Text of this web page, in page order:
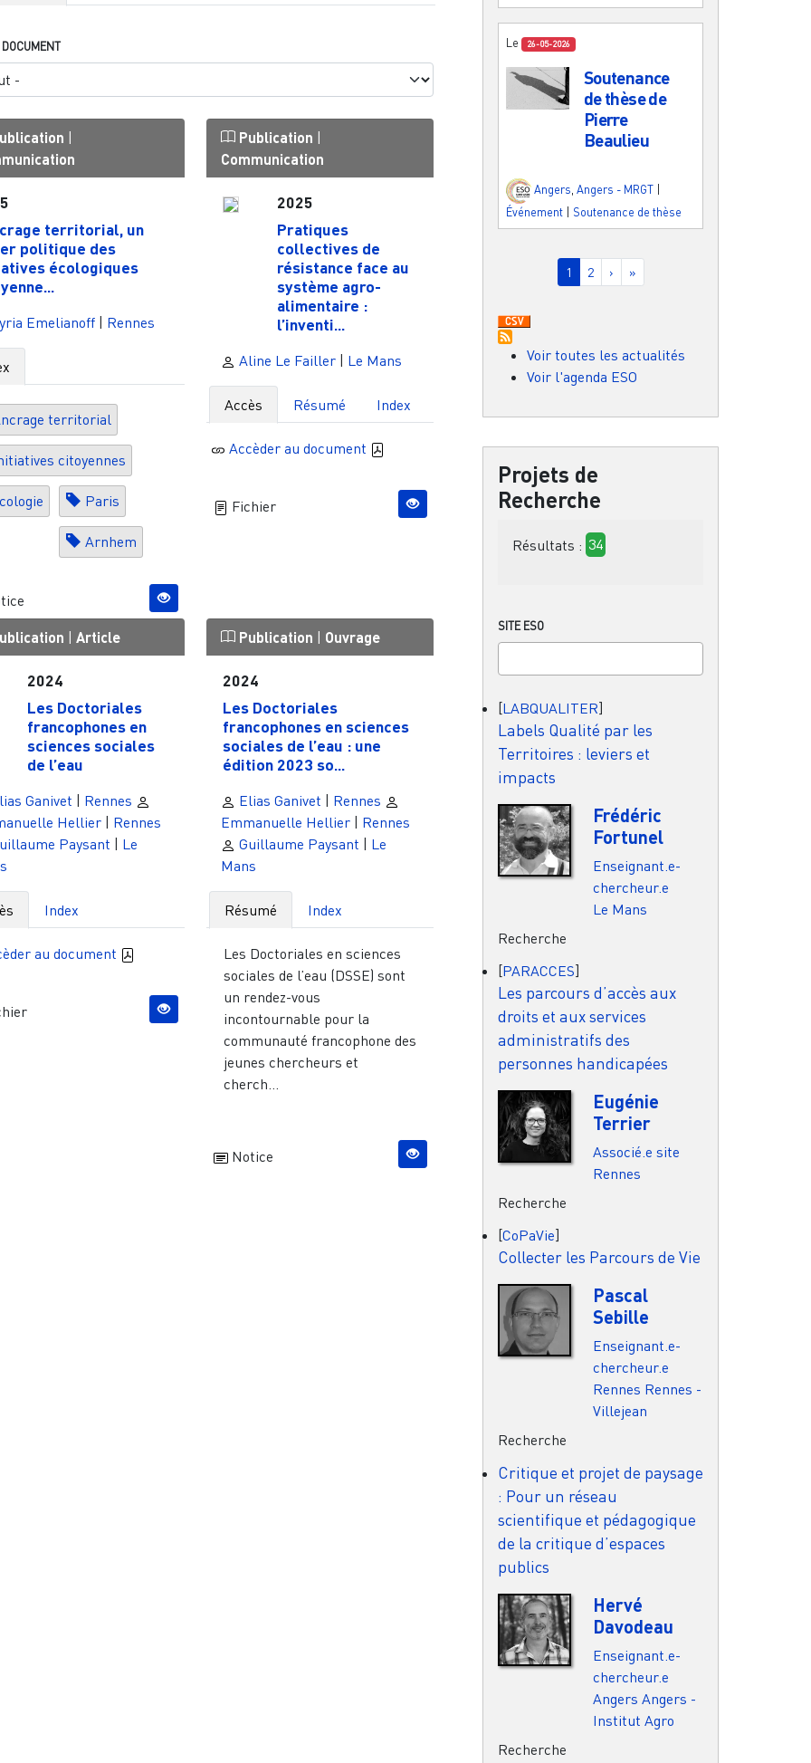
|
territorial, un
politique des
écologiques
Emelianoff| Rennes
territorial
citoyennes
Paris
Arnhem
Publication |
Communication
2025
Pratiques
collectives de
résistance face au
système agro-
alimentaire :
l’inventi...
Aline Le Failler| Le Mans
Accès Résumé Index
Accèder au document
Fichier
| Article
2024
Les Doctoriales
francophones en
sciences sociales
de l’eau
Ganivet | Rennes
Hellier| Rennes
Paysant | Le
Index
au document
Publication | Ouvrage
2024
Les Doctoriales
francophones en sciences
sociales de l’eau : une
édition 2023 so...
Elias Ganivet | Rennes
Emmanuelle Hellier| Rennes
Guillaume Paysant | Le
Mans
Résumé Index
Les Doctoriales en sciences
sociales de l’eau (DSSE) sont
un rendez-vous
incontournable pour la
communauté francophone des
jeunes chercheurs et
cherch...
Notice
Le 26-05-2026
Soutenance
de thèse de
Pierre
Beaulieu
Angers Angers - MRGT
Événement | Soutenance de thèse
Pagination
Page courante
1 Page
2 Page suivante
› Dernière page
»
Voir toutes les actualités
Voir l'agenda ESO
Projets de
Recherche
Résultats : 34
SITE ESO
[LABQUALITER]
Labels Qualité par les
Territoires : leviers et
impacts
Frédéric
Fortunel
Enseignant.e-
chercheur.e
Le Mans
Recherche
[PARACCES]
Les parcours d’accès aux
droits et aux services
administratifs des
personnes handicapées
Eugénie
Terrier
Associé.e site
Rennes
Recherche
[CoPaVie]
Collecter les Parcours de Vie
Pascal
Sebille
Enseignant.e-
chercheur.e
Rennes Rennes -
Villejean
Recherche
Critique et projet de paysage
: Pour un réseau
scientifique et pédagogique
de la critique d’espaces
publics
Hervé
Davodeau
Enseignant.e-
chercheur.e
Angers Angers -
Institut Agro
Recherche